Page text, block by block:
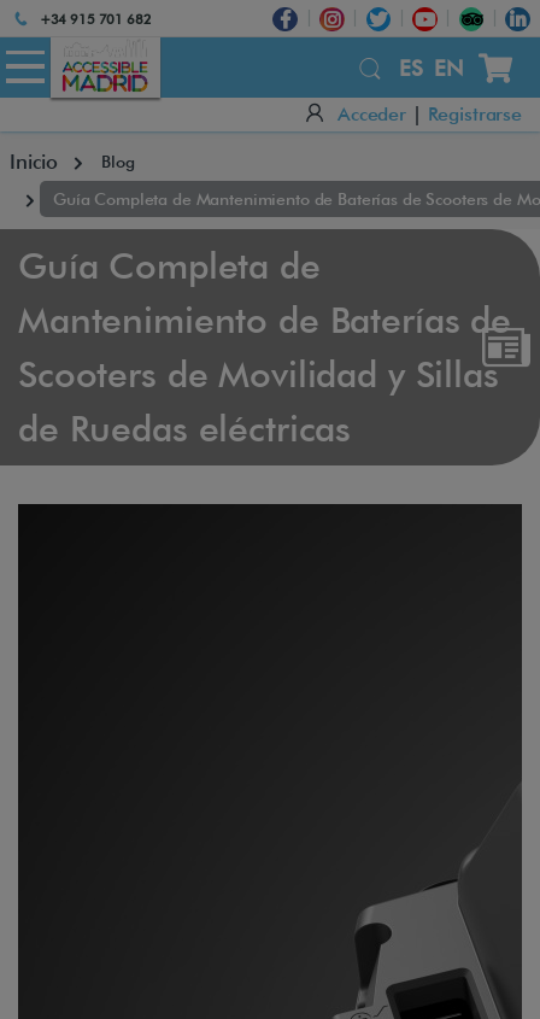
Atención:
Este
sitio
cuenta
un
sistema
accesibilidad.
+34 915 701 682
ES EN
Acceder Registrarse
Inicio
Blog
Guía Completa de Mantenimiento de Baterías de Scooters de
Guía Completa de
Mantenimiento de Baterías de
Scooters de Movilidad y Sillas
de Ruedas eléctricas